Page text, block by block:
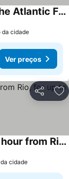
Nature Lodge In The Heart Of The Atlantic Forestnlocated In Guapimirim, Rj
da cidade
Ver preços
Partilhar
A paradise among mountains, 1 hour from Rio, for up to 60 people.
cidade